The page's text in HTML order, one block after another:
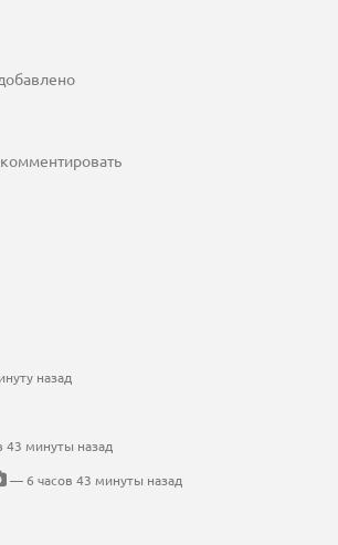
назад
43 минуты назад
— 6 часов 43 минуты назад